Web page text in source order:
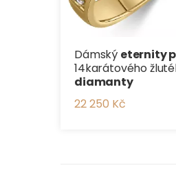
Dámský eternity
14karátového
diamanty
22 250 Kč